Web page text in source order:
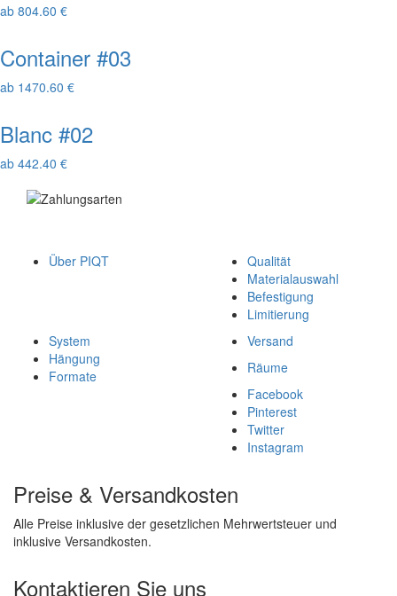
ab 804.60 €
Container #03
ab 1470.60 €
Blanc #02
ab 442.40 €
Über PIQT
Qualität
Materialauswahl
Befestigung
Limitierung
System
Hängung
Formate
Versand
Räume
Facebook
Pinterest
Twitter
Instagram
Preise & Versandkosten
Alle Preise inklusive der gesetzlichen Mehrwertsteuer und
inklusive Versandkosten.
Kontaktieren Sie uns